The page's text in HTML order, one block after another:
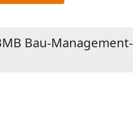
Bau-Management-